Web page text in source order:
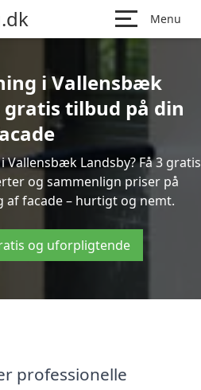
Menu
i Vallensbæk
gratis tilbud på din
Landsby? Få 3 gratis
og sammenlign priser på
af facade – hurtigt og nemt.
og uforpligtende
professionelle